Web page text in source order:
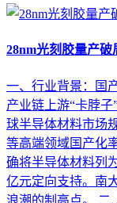
28nm光刻胶量产
一、行业背景：国
产业链上游“卡脖
球半导体材料市场
等高端领域国产化
确将半导体材料列
亿元定向支持。南
浪潮的制高点。